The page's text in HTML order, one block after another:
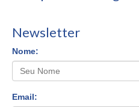
Newsletter
Nome:
Email: